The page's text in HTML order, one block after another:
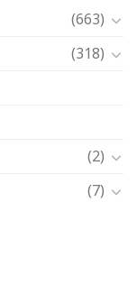
(663)
(318)
(2)
(7)